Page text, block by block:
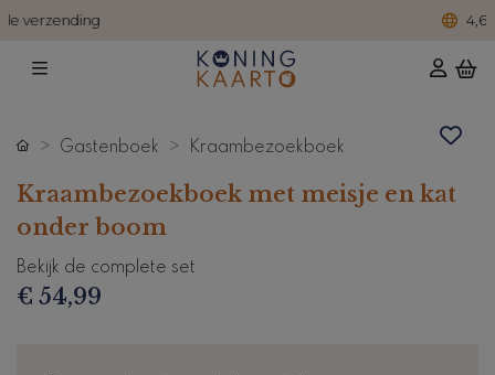
Gastenboek Kraambezoekboek
Kraambezoekboek met meisje en kat
onder boom
Bekijk de complete set
€ 54,99